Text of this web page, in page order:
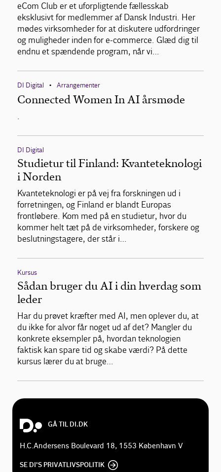
eCom Club er et uforpligtende fællesskab
eksklusivt for medlemmer af Dansk Industri. Her
mødes virksomheder for at diskutere udfordringer
og muligheder inden for e-commerce. Glæd dig til
endnu et spændende program, når vi…
DI Digital • Arrangementer
Connected Women In AI årsmøde
.
DI Digital
Studietur til Finland: Kvanteteknologi
i Norden
Kvanteteknologi er på vej fra forskningen ud i
forretningen, og Finland er blandt Europas
frontløbere. Kom med på en studietur, hvor du
kommer helt tæt på de virksomheder, forskere og
beslutningstagere, der står i…
Kursus
Sådan bruger du AI i din hverdag som
leder
Har du prøvet kræfter med AI, men oplever du, at
du ikke for alvor får noget ud af det? Mangler du
konkrete eksempler på, hvordan teknologien
faktisk kan spare tid og skabe værdi? På dette
kursus lærer du at bruge…
GÅ TIL DI.DK
H.C.Andersens Boulevard 18, 1553 København V
SE DI'S PRIVATLIVSPOLITIK